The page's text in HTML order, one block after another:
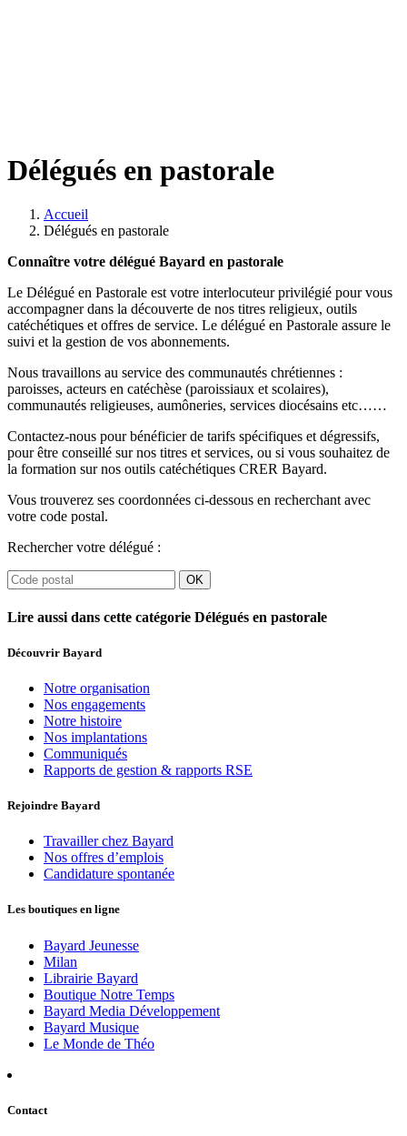
Délégués en pastorale
Accueil
Délégués en pastorale
Connaître votre délégué Bayard en pastorale
Le Délégué en Pastorale est votre interlocuteur privilégié pour vous
accompagner dans la découverte de nos titres religieux, outils
catéchétiques et offres de service. Le délégué en Pastorale assure le
suivi et la gestion de vos abonnements.
Nous travaillons au service des communautés chrétiennes :
paroisses, acteurs en catéchèse (paroissiaux et scolaires),
communautés religieuses, aumôneries, services diocésains etc……
Contactez-nous pour bénéficier de tarifs spécifiques et dégressifs,
pour être conseillé sur nos titres et services, ou si vous souhaitez de
la formation sur nos outils catéchétiques CRER Bayard.
Vous trouverez ses coordonnées ci-dessous en recherchant avec
votre code postal.
Rechercher votre délégué :
OK
Lire aussi dans cette catégorie Délégués en pastorale
Découvrir Bayard
Notre organisation
Nos engagements
Notre histoire
Nos implantations
Communiqués
Rapports de gestion & rapports RSE
Rejoindre Bayard
Travailler chez Bayard
Nos offres d’emplois
Candidature spontanée
Les boutiques en ligne
Bayard Jeunesse
Milan
Librairie Bayard
Boutique Notre Temps
Bayard Media Développement
Bayard Musique
Le Monde de Théo
Contact